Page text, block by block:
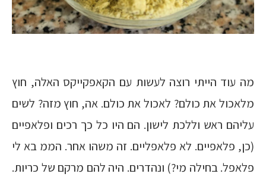
מה עוד הייתי רוצה לעשות עם הקאפקייקס האלה, חוץ
מלאכול את כולם? לאכול את כולם. אה, חוץ מזה? לשים
עליהם ראש וללכת לישון. הם היו כל כך רכים ופלאפיים
(כן, פלאפיים. לא פלאפליים. זה משהו אחר. הממ בא לי
פלאפל. בחילה מי?) ונהדרים. היה להם מרקם של כריות.